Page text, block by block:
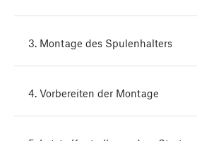
3. Montage des Spulenhalters
4. Vorbereiten der Montage